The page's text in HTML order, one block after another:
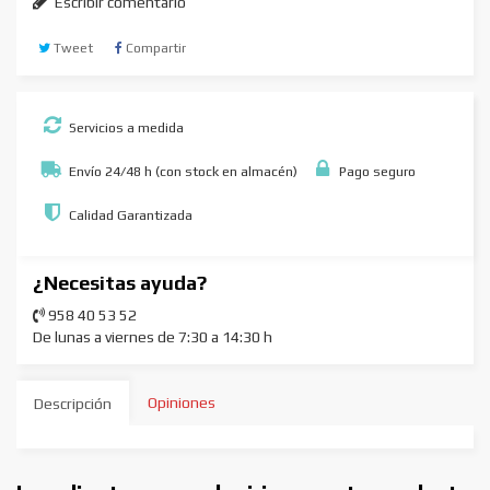
Tweet Compartir
Servicios a medida
Envío 24/48 h (con stock en almacén) Pago seguro
Calidad Garantizada
¿Necesitas ayuda?
958 40 53 52
De lunas a viernes de 7:30 a 14:30 h
Descripción Opiniones